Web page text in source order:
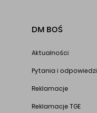
DM BOŚ
Aktualności
Pytania i odpowiedzi
Reklamacje
Reklamacje TGE